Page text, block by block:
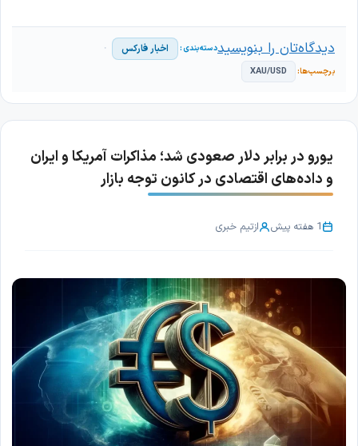
اخبار فارکس
XAU/USD
دیدگاه‌تان را بنویسید
یورو در برابر دلار صعودی شد؛ مذاکرات آمریکا و ایران
و داده‌های اقتصادی در کانون توجه بازار
1 هفته پیش ازتیم خبری